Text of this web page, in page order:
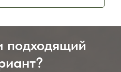
подходящий